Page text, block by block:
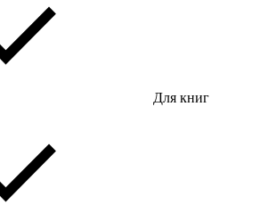
Для книг